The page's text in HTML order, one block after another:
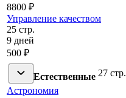
8800 ₽
Управление качеством
25 стр.
9 дней
500 ₽
Естественные 27 стр.
Астрономия